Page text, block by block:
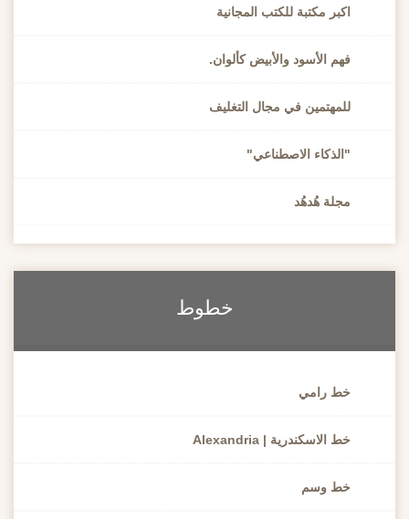
اكبر مكتبة للكتب المجانية
فهم الأسود والأبيض كألوان.
للمهتمين في مجال التغليف
"الذكاء الاصطناعي"
مجلة هُدهُد
خطوط
خط رامي
خط الاسكندرية | Alexandria
خط وسم